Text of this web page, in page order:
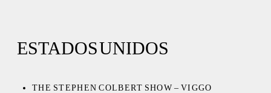
ESTADOS UNIDOS
THE STEPHEN COLBERT SHOW – VIGGO